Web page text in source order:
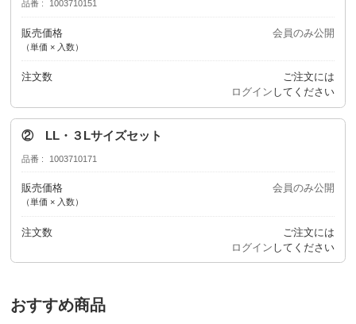
品番 1003710151
販売価格
（単価 × 入数）
会員のみ公開
注文数
ご注文には
ログイン してください
② LL・３Lサイズセット
品番 1003710171
販売価格
（単価 × 入数）
会員のみ公開
注文数
ご注文には
ログイン してください
おすすめ商品